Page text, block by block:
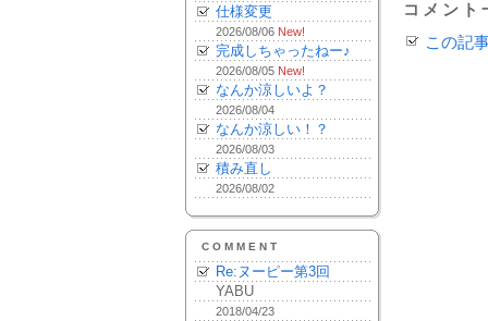
仕様変更
2026/08/06 New!
完成しちゃったねー♪
2026/08/05 New!
なんか涼しいよ？
2026/08/04
なんか涼しい！？
2026/08/03
積み直し
2026/08/02
COMMENT
Re:ヌーピー第3回
YABU
2018/04/23
コメント
この記